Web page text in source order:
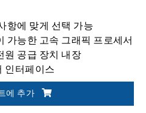
항에 맞게 선택 가능
가능한 고속 그래픽 프로세서
원 공급 장치 내장
인터페이스
에 추가